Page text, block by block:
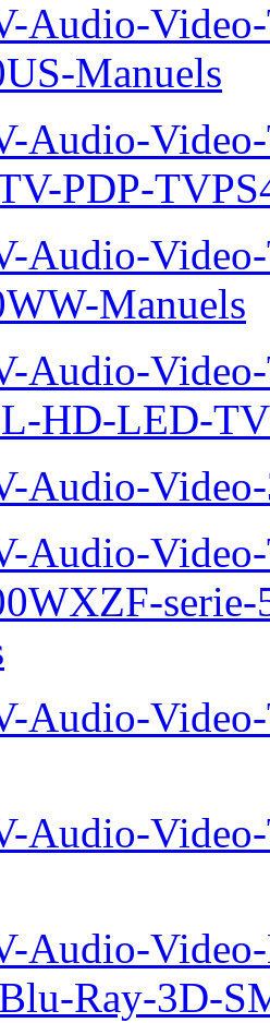
Audio-
Manuels
Audio-
PDP-
Audio-
Manuels
Audio-
HD-LED-
Audio-
Audio-
Audio-
Audio-
Audio-
Ray-3D-